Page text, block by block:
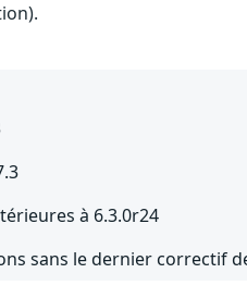
à 6.3.0r24
sans le dernier correctif